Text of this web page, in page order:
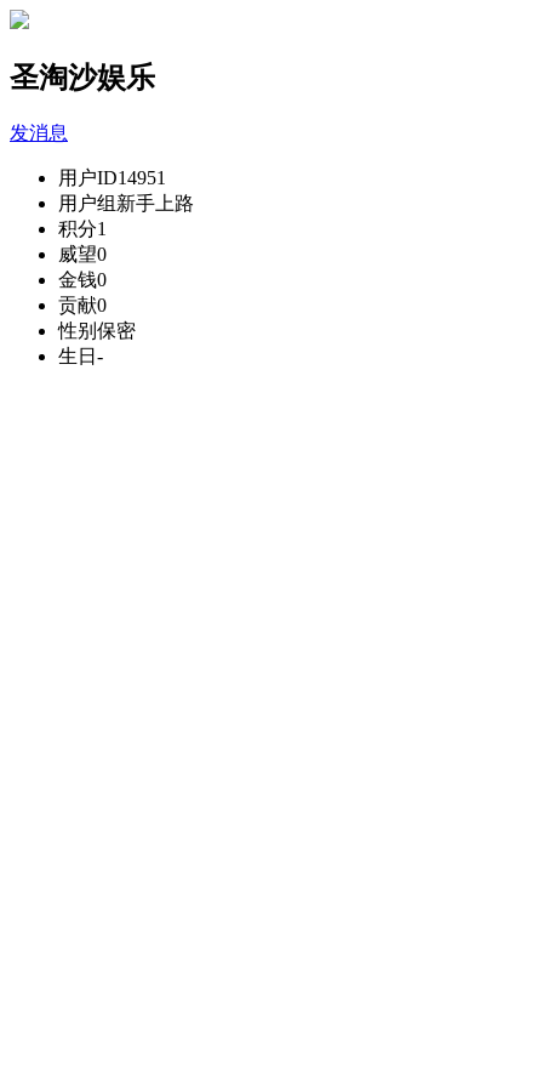
圣淘沙娱乐
发消息
用户ID14951
用户组 新手上路
积分1
威望0
金钱0
贡献0
性别 保密
生日 -